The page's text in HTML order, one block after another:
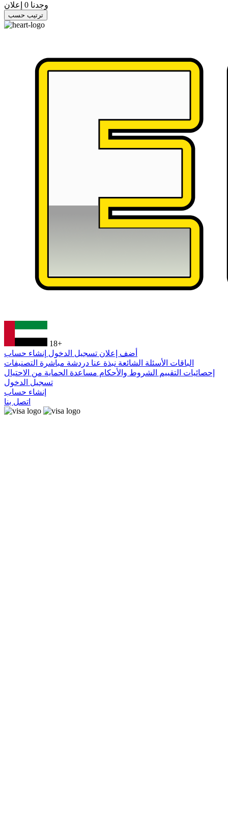
وجدنا 0 إعلان
ترتيب حسب
18+
أضف إعلان تسجيل الدخول إنشاء حساب
الباقات الأسئلة الشائعة نبذة عنا دردشة مباشرة التصنيفات
إحصائيات التقييم
الشروط والأحكام مساعدة الحماية من الاحتيال
تسجيل الدخول
إنشاء حساب
اتصل بنا